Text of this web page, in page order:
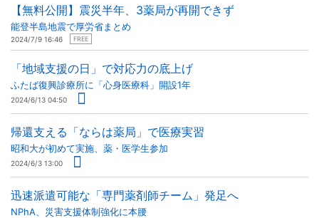
【無料公開】震災半年、3薬局が再開できず
能登半島地震で厚労省まとめ
2024/7/9 16:46 FREE
「地域支援の日」で対応力の底上げ
ふたば復興診療所に「心身医療科」開設1年
2024/6/13 04:50
帰還支える「ならは薬局」で医療実習
昭和大が初めて実施、薬・医学生参加
2024/6/3 13:00
迅速派遣可能な「専門薬剤師チーム」発足へ
NPhA、災害支援体制強化に本腰